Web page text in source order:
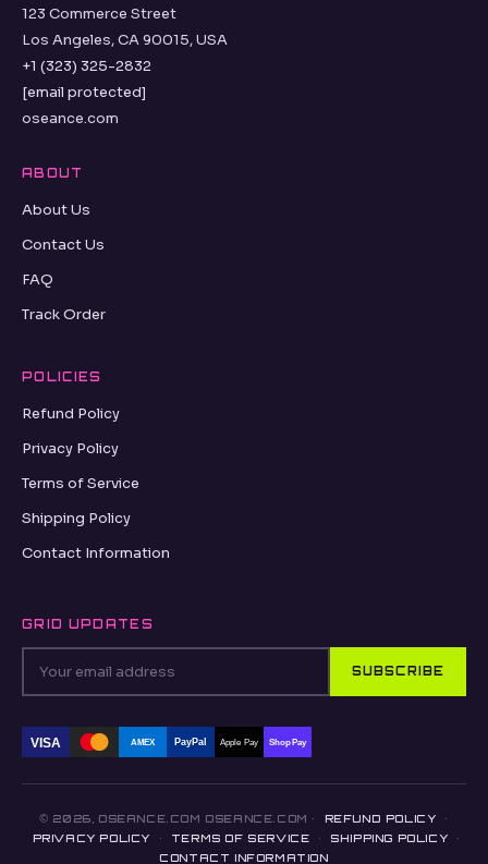
123 Commerce Street
Los Angeles, CA 90015, USA
+1 (323) 325-2832
[email protected]
oseance.com
ABOUT
About Us
Contact Us
FAQ
Track Order
POLICIES
Refund Policy
Privacy Policy
Terms of Service
Shipping Policy
Contact Information
GRID UPDATES
SUBSCRIBE
VISA AMEX PayPal Apple Pay Shop Pay
© 2026, OSEANCE.COM OSEANCE.COM · REFUND POLICY
·
PRIVACY POLICY
· TERMS OF SERVICE · SHIPPING POLICY
·
CONTACT INFORMATION